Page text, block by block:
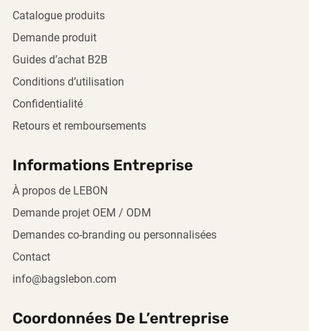
Catalogue produits
Demande produit
Guides d’achat B2B
Conditions d’utilisation
Confidentialité
Retours et remboursements
Informations Entreprise
À propos de LEBON
Demande projet OEM / ODM
Demandes co-branding ou personnalisées
Contact
info@bagslebon.com
Coordonnées De L’entreprise